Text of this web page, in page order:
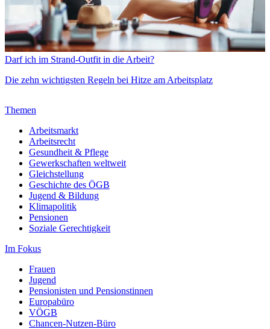
Darf ich im Strand-Outfit in die Arbeit?
Die zehn wichtigsten Regeln bei Hitze am Arbeitsplatz
Themen
Arbeitsmarkt
Arbeitsrecht
Gesundheit & Pflege
Gewerkschaften weltweit
Gleichstellung
Geschichte des ÖGB
Jugend & Bildung
Klimapolitik
Pensionen
Soziale Gerechtigkeit
Im Fokus
Frauen
Jugend
Pensionisten und Pensionstinnen
Europabüro
VÖGB
Chancen-Nutzen-Büro